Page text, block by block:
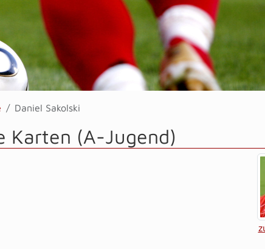
Daniel Sakolski
Karten (A-Jugend)